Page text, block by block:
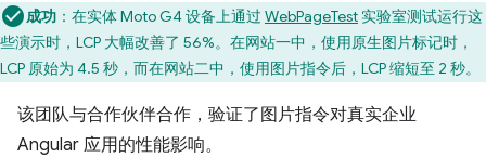
成功 ：在实体 Moto G4 设备上通过 WebPageTest 实验室测试运行这
些演示时，LCP 大幅改善了 56%。在网站一中，使用原生图片标记时，
LCP 原始为 4.5 秒，而在网站二中，使用图片指令后，LCP 缩短至 2 秒。
该团队与合作伙伴合作，验证了图片指令对真实企业
Angular 应用的性能影响。